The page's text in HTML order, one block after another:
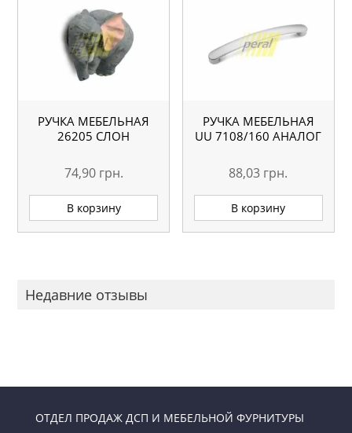
РУЧКА МЕБЕЛЬНАЯ
26205 СЛОН
74,90 грн.
В корзину
РУЧКА МЕБЕЛЬНАЯ
UU 7108/160 АНАЛОГ
88,03 грн.
В корзину
Недавние отзывы
ОТДЕЛ ПРОДАЖ ДСП И МЕБЕЛЬНОЙ ФУРНИТУРЫ